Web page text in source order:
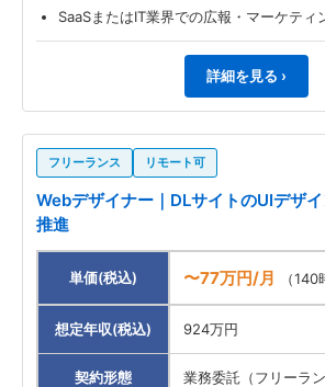
SaaSまたはIT業界での広報・マーケティ
詳細を見る ›
フリーランス リモート可
Webデザイナー｜DLサイトのUIデザ
推進
単価(税込) 〜77万円/月 （140
想定年収(税込) 924万円
契約形態 業務委託（フリーラン